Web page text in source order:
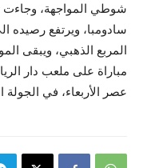
شوطي المواجهة، وجاءت
مباراة على ملعب دار
عصر الأربعاء، في